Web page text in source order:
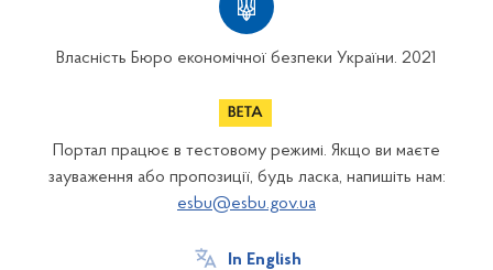
Власність Бюро економічної безпеки України. 2021
Портал працює в тестовому режимі. Якщо ви маєте
зауваження або пропозиції, будь ласка, напишіть нам:
esbu@esbu.gov.ua
In English